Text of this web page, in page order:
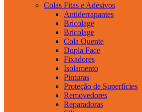
Colas Fitas e Adesivos
Antiderrapantes
Bricolage
Bricolage
Cola Quente
Dupla Face
Fixadores
Isolamento
Pinturas
Proteção de Superfícies
Removedores
Reparadoras